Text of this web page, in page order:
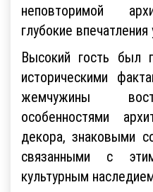
неповторимой
глубокие
Высокий гость был
историческими
жемчужины
особенностями
декора, знаковыми
связанными с
культурным